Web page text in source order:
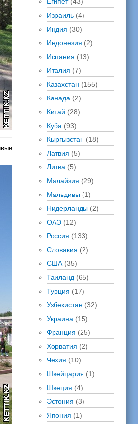
Израиль (4)
Индия (30)
Индонезия (2)
Испания (13)
Италия (7)
Казахстан (155)
Канада (2)
Китай (28)
Куба (93)
Кыргызстан (18)
Латвия (5)
Литва (5)
Малайзия (29)
Мальдивы (1)
Нидерланды (2)
ОАЭ (12)
Россия (133)
Словакия (2)
США (35)
Таиланд (65)
Турция (17)
Узбекистан (32)
Украина (15)
Франция (25)
Хорватия (2)
Чехия (10)
Швейцария (1)
Швеция (4)
Эстония (3)
Япония (1)